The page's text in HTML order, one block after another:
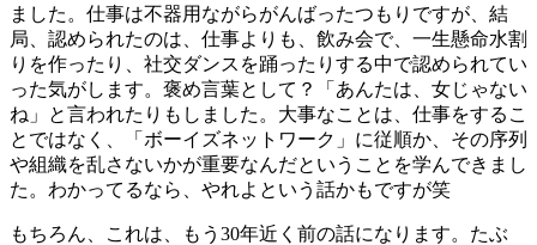
ました。仕事は不器用ながらがんばったつもりですが、結
局、認められたのは、仕事よりも、飲み会で、一生懸命水割
りを作ったり、社交ダンスを踊ったりする中で認められてい
った気がします。褒め言葉として？「あんたは、女じゃない
ね」と言われたりもしました。大事なことは、仕事をするこ
とではなく、「ボーイズネットワーク」に従順か、その序列
や組織を乱さないかが重要なんだということを学んできまし
た。わかってるなら、やれよという話かもですが笑
もちろん、これは、もう30年近く前の話になります。たぶ